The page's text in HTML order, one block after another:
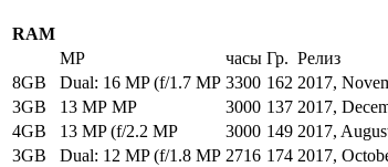
RAM
MP часы Гр. Релиз
8GB Dual: 16 MP (f/1.7 MP 3300 162 2017,
3GB 13 MP MP 3000 137 2017,
4GB 13 MP (f/2.2 MP 3000 149 2017,
3GB Dual: 12 MP (f/1.8 MP 2716 174 2017,